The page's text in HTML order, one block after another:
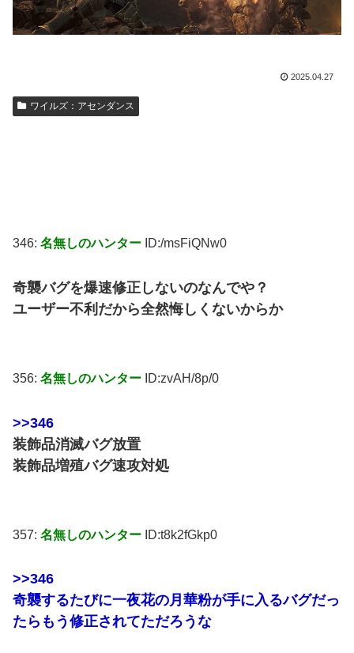
2025.04.27
ワイルズ：アセンダンス
346: 名無しのハンター ID:/msFiQNw0
奇襲バグを爆速修正しないのなんでや？
ユーザー不利だから全然悔しくないからか
356: 名無しのハンター ID:zvAH/8p/0
>>346
装飾品消滅バグ放置
装飾品増殖バグ速攻対処
357: 名無しのハンター ID:t8k2fGkp0
>>346
奇襲するたびに一夜花の月華粉が手に入るバグだっ
たらもう修正されてただろうな